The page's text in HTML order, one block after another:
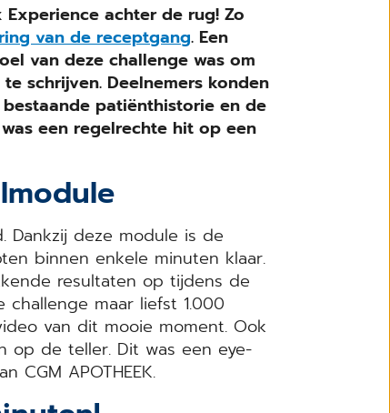
achter de rug! Zo
van de receptgang. Een
van deze challenge was om
schrijven. Deelnemers konden
patiënthistorie en de
was een regelrechte hit op een
Dankzij deze module is de
binnen enkele minuten klaar.
resultaten op tijdens de
challenge maar liefst 1.000
van dit mooie moment. Ook
op de teller. Dit was een eye-
CGM APOTHEEK.